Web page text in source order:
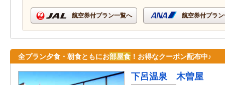
航空券付プラン一覧へ 航空券付プラ
全プラン夕食・朝食ともにお部屋食 ！お得なクーポン配布中♪
下呂温泉 木曽屋